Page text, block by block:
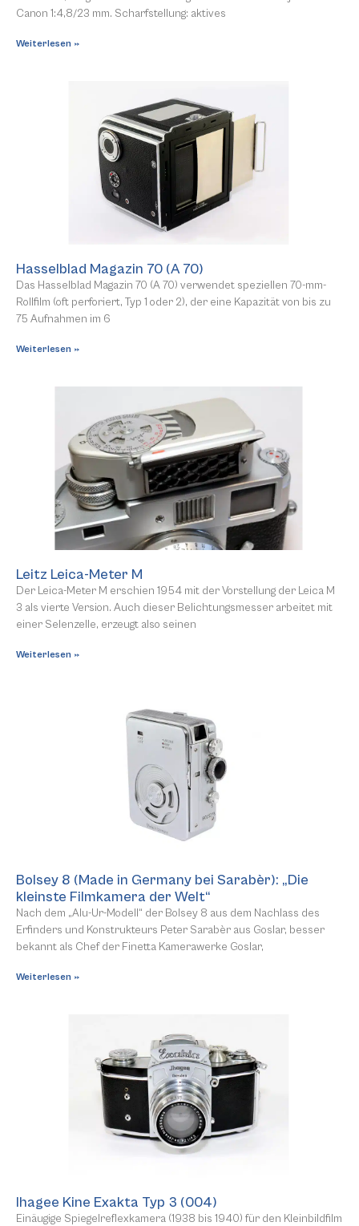
Canon 1:4,8/23 mm. Scharfstellung: aktives
Weiterlesen »
Hasselblad Magazin 70 (A 70)
Das Hasselblad Magazin 70 (A 70) verwendet speziellen 70-mm-
Rollfilm (oft perforiert, Typ 1 oder 2), der eine Kapazität von bis zu
75 Aufnahmen im 6
Weiterlesen »
Leitz Leica-Meter M
Der Leica-Meter M erschien 1954 mit der Vorstellung der Leica M
3 als vierte Version. Auch dieser Belichtungsmesser arbeitet mit
einer Selenzelle, erzeugt also seinen
Weiterlesen »
Bolsey 8 (Made in Germany bei Sarabèr): „Die
kleinste Filmkamera der Welt“
Nach dem „Alu-Ur-Modell“ der Bolsey 8 aus dem Nachlass des
Erfinders und Konstrukteurs Peter Sarabèr aus Goslar, besser
bekannt als Chef der Finetta Kamerawerke Goslar,
Weiterlesen »
Ihagee Kine Exakta Typ 3 (004)
Einäugige Spiegelreflexkamera (1938 bis 1940) für den Kleinbildfilm